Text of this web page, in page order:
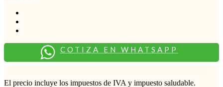
COTIZA EN WHATSAPP
El precio incluye los impuestos de IVA y impuesto saludable.